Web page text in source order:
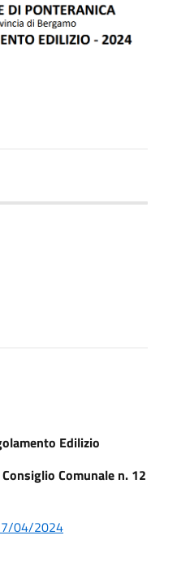
Edilizio
Comunale n. 12
04/2024